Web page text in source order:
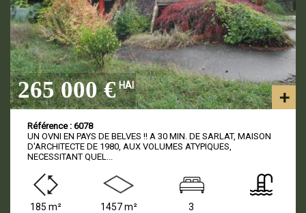
265 000 € HAI
Référence : 6078
UN OVNI EN PAYS DE BELVES !! A 30 MIN. DE SARLAT, MAISON
D'ARCHITECTE DE 1980, AUX VOLUMES ATYPIQUES,
NECESSITANT QUEL...
185 m² 1457 m² 3